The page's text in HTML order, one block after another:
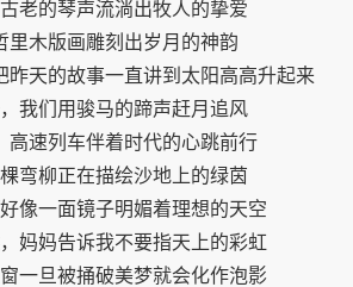
老的琴声流淌出牧人的挚爱
里木版画雕刻出岁月的神韵
昨天的故事一直讲到太阳高高升起来
我们用骏马的蹄声赶月追风
高速列车伴着时代的心跳前行
弯柳正在描绘沙地上的绿茵
像一面镜子明媚着理想的天空
妈妈告诉我不要指天上的彩虹
一旦被捅破美梦就会化作泡影